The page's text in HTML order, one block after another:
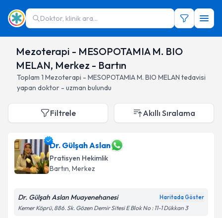
Doktor, klinik ara...
Mezoterapi - MESOPOTAMIA M. BIO
MELAN, Merkez - Bartın
Toplam 1 Mezoterapi - MESOPOTAMIA M. BIO MELAN tedavisi
yapan doktor - uzman bulundu
Filtrele Akıllı Sıralama
Dr. Gülşah Aslan
Pratisyen Hekimlik
Bartın, Merkez
Dr. Gülşah Aslan Muayenehanesi Haritada Göster
Kemer Köprü, 886. Sk. Gözen Demir Sitesi E Blok No : 11-1 Dükkan 3